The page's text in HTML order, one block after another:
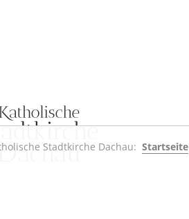
Stadtkirche Dachau: Startseite